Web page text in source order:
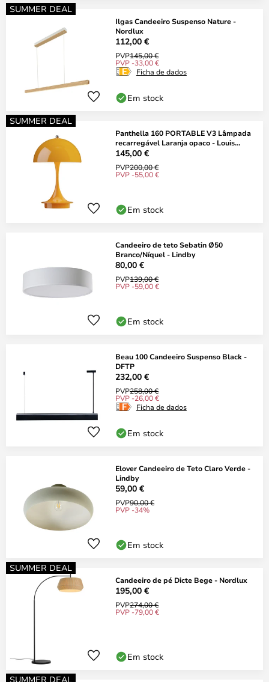
SUMMER DEAL
Ilgas Candeeiro Suspenso Nature -
Nordlux
112,00 €
PVP145,00 €
PVP -33,00 €
Ficha de dados
Em stock
SUMMER DEAL
Panthella 160 PORTABLE V3 Lâmpada
recarregável Laranja opaco - Louis
Poulsen
145,00 €
PVP200,00 €
PVP -55,00 €
Em stock
Candeeiro de teto Sebatin Ø50
Branco/Níquel - Lindby
80,00 €
PVP139,00 €
PVP -59,00 €
Em stock
Beau 100 Candeeiro Suspenso Black -
DFTP
232,00 €
PVP258,00 €
PVP -26,00 €
Ficha de dados
Em stock
Elover Candeeiro de Teto Claro Verde -
Lindby
59,00 €
PVP90,00 €
PVP -34%
Em stock
SUMMER DEAL
Candeeiro de pé Dicte Bege - Nordlux
195,00 €
PVP274,00 €
PVP -79,00 €
Em stock
SUMMER DEAL